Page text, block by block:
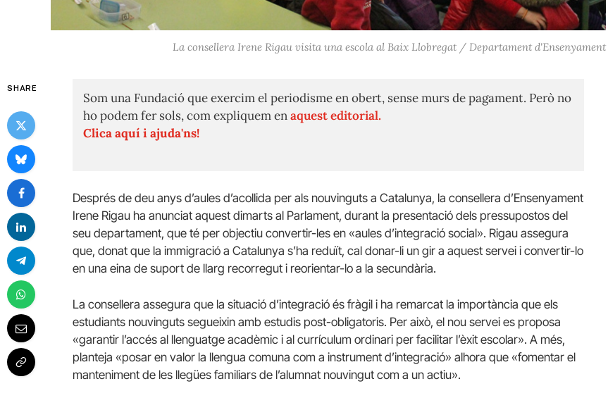
La consellera Irene Rigau visita una escola al Baix Llobregat / Departament d'Ensenyament
SHARE
Som una Fundació que exercim el periodisme en obert, sense murs de pagament. Però no
ho podem fer sols, com expliquem enaquest editorial.
Clica aquí i ajuda'ns!
Després de deu anys d’aules d’acollida per als nouvinguts a Catalunya, la consellera d’Ensenyament
Irene Rigau ha anunciat aquest dimarts al Parlament, durant la presentació dels pressupostos del
seu departament, que té per objectiu convertir-les en «aules d’integració social». Rigau assegura
que, donat que la immigració a Catalunya s’ha reduït, cal donar-li un gir a aquest servei i convertir-lo
en una eina de suport de llarg recorregut i reorientar-lo a la secundària.
La consellera assegura que la situació d’integració és fràgil i ha remarcat la importància que els
estudiants nouvinguts segueixin amb estudis post-obligatoris. Per això, el nou servei es proposa
«garantir l’accés al llenguatge acadèmic i al currículum ordinari per facilitar l’èxit escolar». A més,
planteja «posar en valor la llengua comuna com a instrument d’integració» alhora que «fomentar el
manteniment de les llegües familiars de l’alumnat nouvingut com a un actiu».